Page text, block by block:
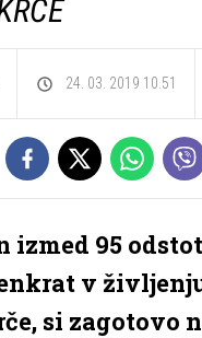
24. 03. 2019 10.51
izmed 95
v
si zagotovo